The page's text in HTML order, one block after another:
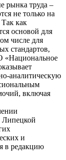
рынка труда –
не только на
как
основой для
числе для
стандартов,
«Национальное
аналитическую
включая
Липецкой
и
в редакцию